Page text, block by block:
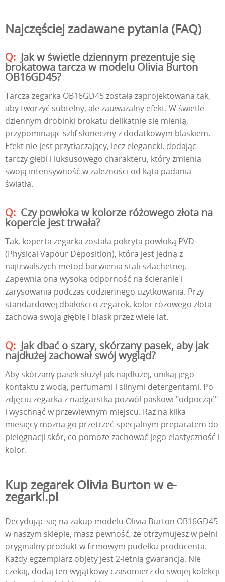
Najczęściej zadawane pytania (FAQ)
Jak w świetle dziennym prezentuje się
brokatowa tarcza w modelu Olivia Burton
OB16GD45?
Tarcza zegarka OB16GD45 została zaprojektowana tak,
aby tworzyć subtelny, ale zauważalny efekt. W świetle
dziennym drobinki brokatu delikatnie się mienią,
przypominając szlif słoneczny z dodatkowym blaskiem.
Efekt nie jest przytłaczający, lecz elegancki, dodając
tarczy głębi i luksusowego charakteru, który zmienia
swoją intensywność w zależności od kąta padania
światła.
Czy powłoka w kolorze różowego złota na
kopercie jest trwała?
Tak, koperta zegarka została pokryta powłoką PVD
(Physical Vapour Deposition), która jest jedną z
najtrwalszych metod barwienia stali szlachetnej.
Zapewnia ona wysoką odporność na ścieranie i
zarysowania podczas codziennego użytkowania. Przy
standardowej dbałości o zegarek, kolor różowego złota
zachowa swoją głębię i blask przez wiele lat.
Jak dbać o szary, skórzany pasek, aby jak
najdłużej zachował swój wygląd?
Aby skórzany pasek służył jak najdłużej, unikaj jego
kontaktu z wodą, perfumami i silnymi detergentami. Po
zdjęciu zegarka z nadgarstka pozwól paskowi "odpocząć"
i wyschnąć w przewiewnym miejscu. Raz na kilka
miesięcy można go przetrzeć specjalnym preparatem do
pielęgnacji skór, co pomoże zachować jego elastyczność i
kolor.
Kup zegarek Olivia Burton w e-
zegarki.pl
Decydując się na zakup modelu Olivia Burton OB16GD45
w naszym sklepie, masz pewność, że otrzymujesz w pełni
oryginalny produkt w firmowym pudełku producenta.
Każdy egzemplarz objęty jest 2-letnią gwarancją. Nie
czekaj, dodaj ten wyjątkowy czasomierz do swojej kolekcji